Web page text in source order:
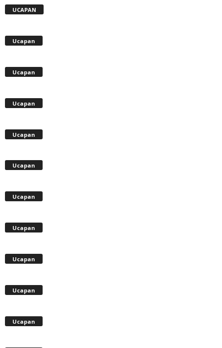
UCAPAN
Ucapan
Ucapan
Ucapan
Ucapan
Ucapan
Ucapan
Ucapan
Ucapan
Ucapan
Ucapan